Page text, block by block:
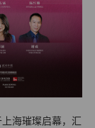
海璀璨启幕，汇